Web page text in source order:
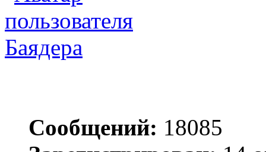
Баядера
Сообщений: 18085